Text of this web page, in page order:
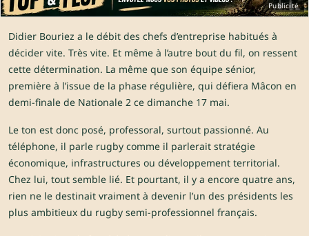
Publicité
Didier Bouriez a le débit des chefs d’entreprise habitués à
décider vite. Très vite. Et même à l’autre bout du fil, on ressent
cette détermination. La même que son équipe sénior,
première à l’issue de la phase régulière, qui défiera Mâcon en
demi-finale de Nationale 2 ce dimanche 17 mai.
Le ton est donc posé, professoral, surtout passionné. Au
téléphone, il parle rugby comme il parlerait stratégie
économique, infrastructures ou développement territorial.
Chez lui, tout semble lié. Et pourtant, il y a encore quatre ans,
rien ne le destinait vraiment à devenir l’un des présidents les
plus ambitieux du rugby semi-professionnel français.